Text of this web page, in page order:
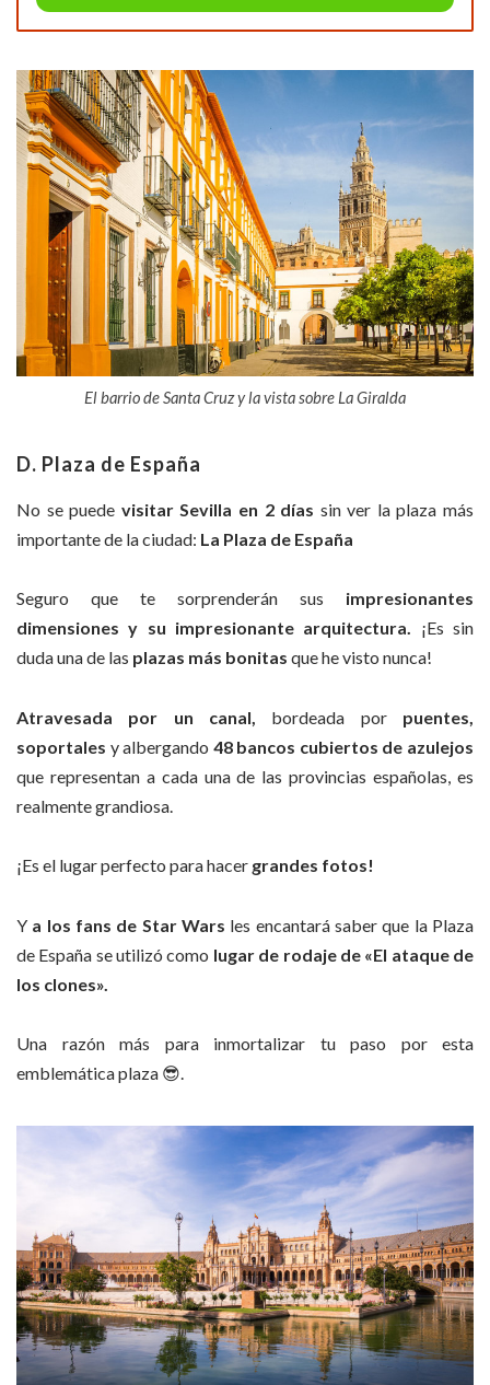
El barrio de Santa Cruz y la vista sobre La Giralda
D. Plaza de España
No se puede visitar Sevilla en 2 días sin ver la plaza más
importante de la ciudad: La Plaza de España
Seguro que te sorprenderán sus impresionantes
dimensiones y su impresionante arquitectura. ¡Es sin
duda una de las plazas más bonitas que he visto nunca!
Atravesada por un canal, bordeada por puentes,
soportales y albergando 48 bancos cubiertos de azulejos
que representan a cada una de las provincias españolas, es
realmente grandiosa.
¡Es el lugar perfecto para hacer grandes fotos!
Y a los fans de Star Wars les encantará saber que la Plaza
de España se utilizó como lugar de rodaje de «El ataque de
los clones».
Una razón más para inmortalizar tu paso por esta
emblemática plaza 😎.